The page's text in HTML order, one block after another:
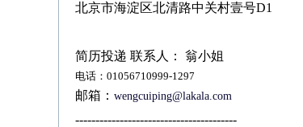
北京市海淀区北清路中关村壹号D1
简历投递 联系人： 翁小姐
电话： 01056710999-1297
邮箱： wengcuiping@lakala.com
----------------------------------------